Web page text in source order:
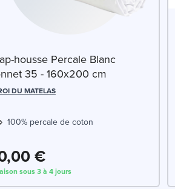
housse Percale Blanc
35 - 160x200 cm
DU MATELAS
100% percale de coton
€
sous 3 à 4 jours